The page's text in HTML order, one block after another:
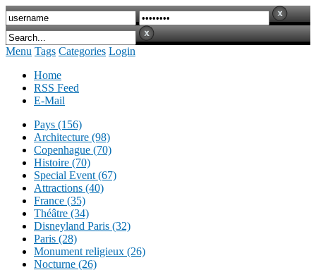
Menu Tags Categories Login
Home
RSS Feed
E-Mail
Pays (156)
Architecture (98)
Copenhague (70)
Histoire (70)
Special Event (67)
Attractions (40)
France (35)
Théâtre (34)
Disneyland Paris (32)
Paris (28)
Monument religieux (26)
Nocturne (26)